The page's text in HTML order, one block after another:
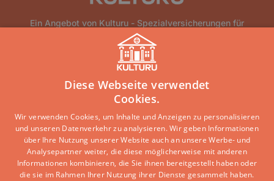
Ein Angebot von Kulturu - Spezialversicherungen für
Altbauten und historische Gebäude.
Über UnsBlogLexikon
ErstinformationHaftungsausschlussImpressum
Datenschutz
Copyright © 2026 · Ein Service der DEVK Gebietsdirektion
Jochen Verbeet
Diese Webseite verwendet
Cookies.
Wir verwenden Cookies, um Inhalte und Anzeigen zu personalisieren
und unseren Datenverkehr zu analysieren. Wir geben Informationen
über Ihre Nutzung unserer Website auch an unsere Werbe- und
Analysepartner weiter, die diese möglicherweise mit anderen
Informationen kombinieren, die Sie ihnen bereitgestellt haben oder
die sie im Rahmen Ihrer Nutzung ihrer Dienste gesammelt haben.